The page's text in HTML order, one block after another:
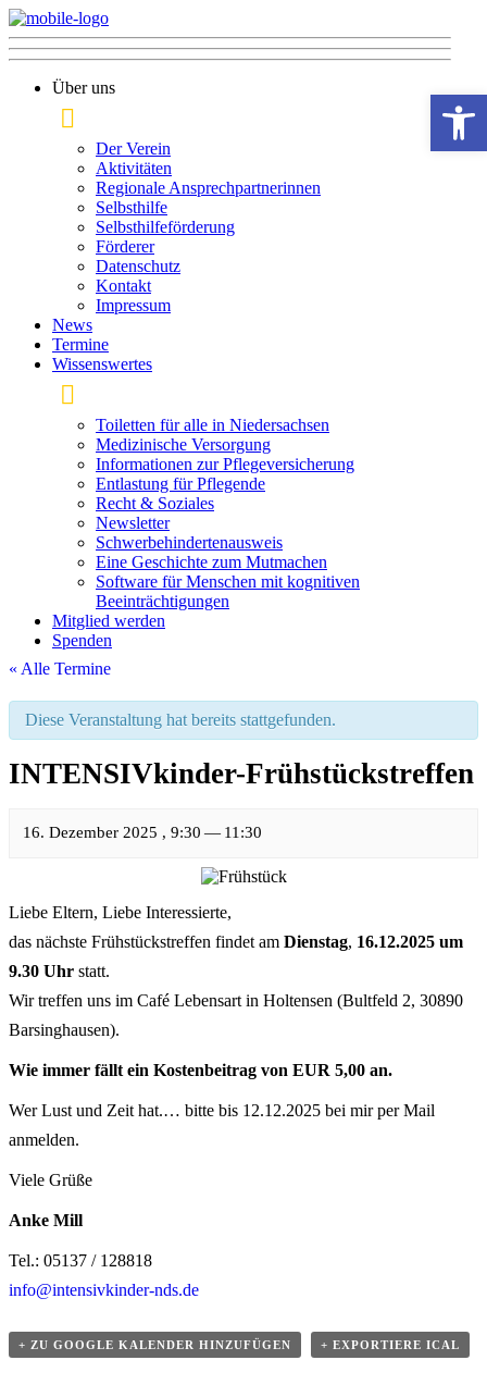
Über uns
Der Verein
Aktivitäten
Regionale Ansprechpartnerinnen
Selbsthilfe
Selbsthilfeförderung
Förderer
Datenschutz
Kontakt
Impressum
News
Termine
Wissenswertes
Toiletten für alle in Niedersachsen
Medizinische Versorgung
Informationen zur Pflege­versicherung
Entlastung für Pflegende
Recht & Soziales
Newsletter
Schwerbehindertenausweis
Eine Geschichte zum Mutmachen
Software für Menschen mit kognitiven
Beeinträchtigungen
Mitglied werden
Spenden
« Alle Termine
Diese Veran­staltung hat bereits stattgefunden.
INTENSIVkinder-Frühstücks­treffen
16. Dezember 2025 , 9:30 — 11:30
Liebe Eltern, Liebe Interessierte,
das nächste Frühstücks­treffen findet am Dienstag, 16.12.2025 um
9.30 Uhr statt.
Wir treffen uns im Café Lebensart in Holtensen (Bultfeld 2, 30890
Barsinghausen).
Wie immer fällt ein Kosten­beitrag von EUR 5,00 an.
Wer Lust und Zeit hat.… bitte bis 12.12.2025 bei mir per Mail
anmelden.
Viele Grüße
Anke Mill
Tel.: 05137 /​​ 128818
info@​intensivkinder-​nds.​de
+ ZU GOOGLE KALENDER HINZU­FÜGEN + EXPOR­TIERE ICAL